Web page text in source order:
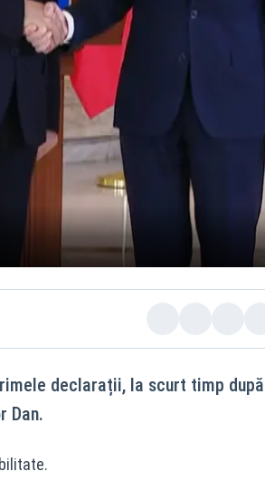
declarații, la scurt timp după
Dan.